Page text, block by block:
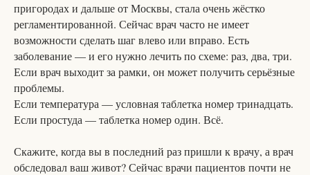
пригородах и дальше от Москвы, стала очень жёстко
регламентированной. Сейчас врач часто не имеет
возможности сделать шаг влево или вправо. Есть
заболевание — и его нужно лечить по схеме: раз, два, три.
Если врач выходит за рамки, он может получить серьёзные
проблемы.
Если температура — условная таблетка номер тринадцать.
Если простуда — таблетка номер один. Всё.
Скажите, когда вы в последний раз пришли к врачу, а врач
обследовал ваш живот? Сейчас врачи пациентов почти не